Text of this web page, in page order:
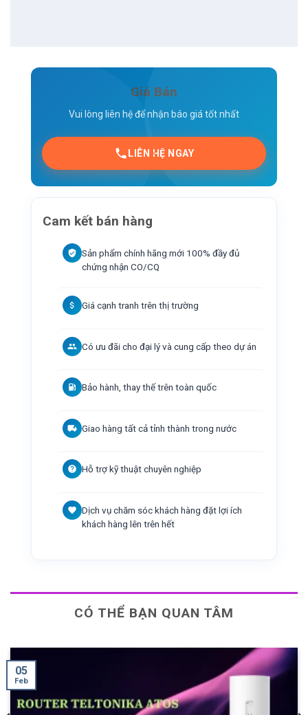
Giá Bán
Vui lòng liên hệ để nhận báo giá tốt nhất
LIÊN HỆ NGAY
Cam kết bán hàng
Sản phẩm chính hãng mới 100% đầy đủ
chứng nhận CO/CQ
Giá cạnh tranh trên thị trường
Có ưu đãi cho đại lý và cung cấp theo dự án
Bảo hành, thay thế trên toàn quốc
Giao hàng tất cả tỉnh thành trong nước
Hỗ trợ kỹ thuật chuyên nghiệp
Dịch vụ chăm sóc khách hàng đặt lợi ích
khách hàng lên trên hết
CÓ THỂ BẠN QUAN TÂM
25